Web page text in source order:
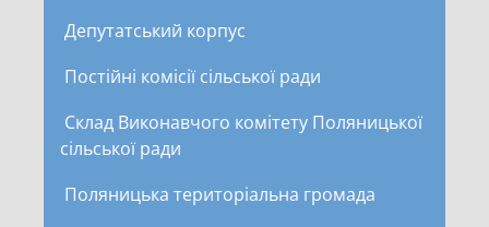
Депутатський корпус
Постійні комісії сільської ради
Склад Виконавчого комітету Поляницької
сільської ради
Поляницька територіальна громада